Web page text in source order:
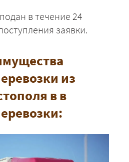
в течение 24
заявки.
из
в в